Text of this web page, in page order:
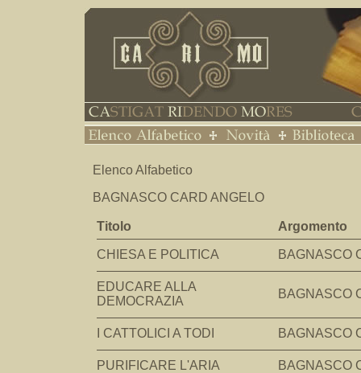
Elenco Alfabetico
BAGNASCO CARD ANGELO
Titolo Argomento
CHIESA E POLITICA BAGNASCO
EDUCARE ALLA
DEMOCRAZIA
BAGNASCO
I CATTOLICI A TODI BAGNASCO
PURIFICARE L'ARIA BAGNASCO